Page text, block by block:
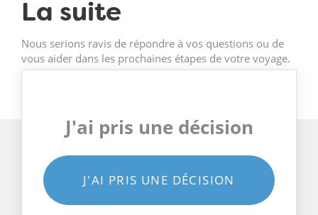
La suite
Nous serions ravis de répondre à vos questions ou de
vous aider dans les prochaines étapes de votre voyage.
J'ai pris une décision
J'AI PRIS UNE DÉCISION